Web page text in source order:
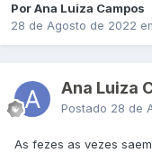
Por Ana Luiza Campos
28 de Agosto de 2022
Ana Luiza
Postado 28 de
As fezes as vezes